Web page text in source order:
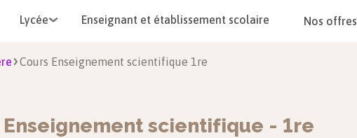
Lycée Enseignant et établissement scolaire Nos offres
Cours Enseignement scientifique 1re
Enseignement scientifique - 1re